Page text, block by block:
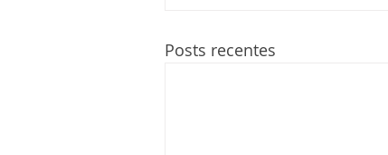
Posts recentes